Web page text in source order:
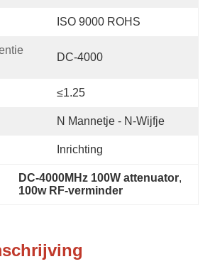
ISO 9000 ROHS
DC-4000
≤1.25
N Mannetje - N-Wijfje
Inrichting
DC-4000MHz 100W attenuator,
100w RF-verminder